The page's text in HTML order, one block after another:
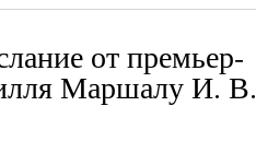
от премьер-
Маршалу И. В.